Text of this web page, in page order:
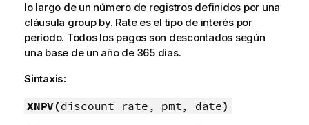
lo largo de un número de registros definidos por una
cláusula group by. Rate es el tipo de interés por
período. Todos los pagos son descontados según
una base de un año de 365 días.
Sintaxis:
XNPV(discount_rate, pmt, date)